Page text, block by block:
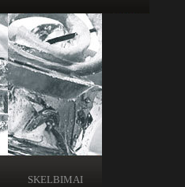
SKELBIMAI